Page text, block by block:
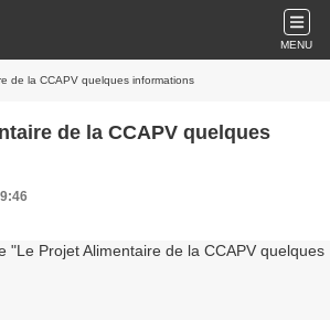
MENU
de la CCAPV quelques informations
de la CCAPV quelques